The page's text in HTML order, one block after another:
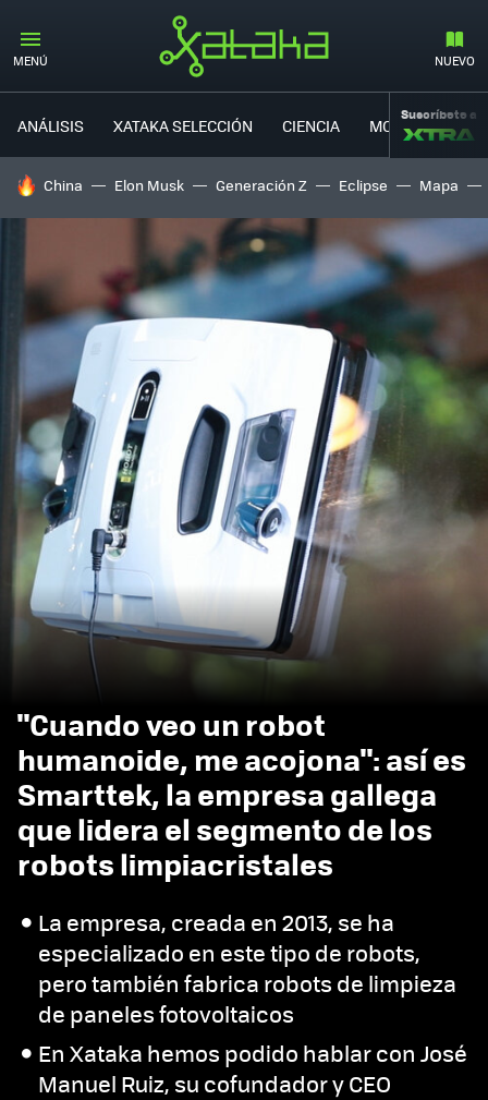
MENÚ NUEVO
ANÁLISIS XATAKA SELECCIÓN CIENCIA MOVILIDAD
Suscríbete a
HOY SE HABLA DE
China Elon Musk Generación Z Eclipse Mapa
"Cuando veo un robot
humanoide, me acojona": así es
Smarttek, la empresa gallega
que lidera el segmento de los
robots limpiacristales
La empresa, creada en 2013, se ha
especializado en este tipo de robots,
pero también fabrica robots de limpieza
de paneles fotovoltaicos
En Xataka hemos podido hablar con José
Manuel Ruiz, su cofundador y CEO